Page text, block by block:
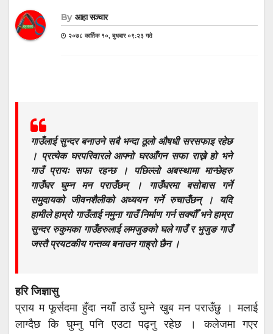
By आहा सञ्चार
२०७८ कार्तिक १०, बुधबार ०९:२३ गते
गाउँलाई सुन्दर बनाउने सबै भन्दा ठूलो औषधी सरसफाइ रहेछ
। प्रत्येक घरपरिवारले आफ्नो घरआँगन सफा राख्ने हो भने
गाउँ प्रायः सफा रहन्छ । पछिल्लो अबस्थामा मान्छेहरु
गाउँघर घुम्न मन पराउँछन् । गाउँघरमा बसोबास गर्ने
समुदायको जीवनशैलीको अध्ययन गर्ने रुचाउँछन् । यदि
हामीले हाम्रो गाउँलाई नमुना गाउँ निर्माण गर्न सक्यौँ भने हाम्रा
सुन्दर रुकुमका गाउँहरुलाई लमजुङको घले गाउँ र भुजुङ गाउँ
जस्तै प्रयटकीय गन्तव्य बनाउन गाह्रो छैन ।
हरि जिज्ञासु
प्राय म फूर्सदमा हुँदा नयाँ ठाउँ घुम्ने खुब मन पराउँछु । मलाई
लाग्दैछ कि घुम्नु पनि एउटा पढ्नु रहेछ । कलेजमा गएर